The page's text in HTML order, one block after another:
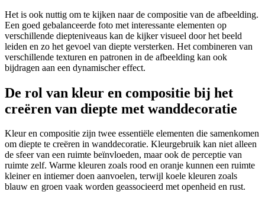
Het is ook nuttig om te kijken naar de compositie van de afbeelding.
Een goed gebalanceerde foto met interessante elementen op
verschillende diepteniveaus kan de kijker visueel door het beeld
leiden en zo het gevoel van diepte versterken. Het combineren van
verschillende texturen en patronen in de afbeelding kan ook
bijdragen aan een dynamischer effect.
De rol van kleur en compositie bij het
creëren van diepte met wanddecoratie
Kleur en compositie zijn twee essentiële elementen die samenkomen
om diepte te creëren in wanddecoratie. Kleurgebruik kan niet alleen
de sfeer van een ruimte beïnvloeden, maar ook de perceptie van
ruimte zelf. Warme kleuren zoals rood en oranje kunnen een ruimte
kleiner en intiemer doen aanvoelen, terwijl koele kleuren zoals
blauw en groen vaak worden geassocieerd met openheid en rust.